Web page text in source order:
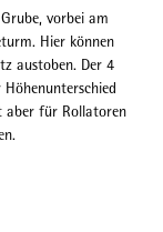
vorbei am
Hier können
austoben. Der 4
aber für Rollatoren